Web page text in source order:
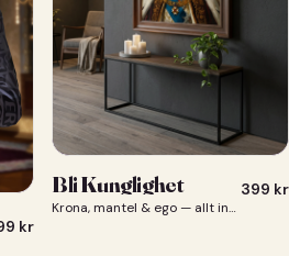
kr
Bli Kunglighet
Krona, mantel & ego — allt ingår 👑
399 kr